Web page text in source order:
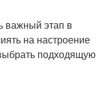
размеру
важный этап в
на настроение
подходящую